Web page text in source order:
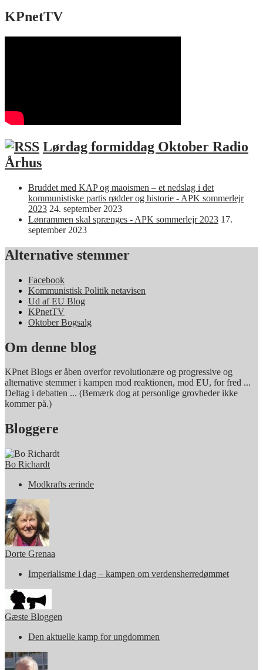
KPnetTV
Lørdag formiddag Oktober Radio
Århus
Bruddet med KAP og maoismen – et nedslag i det
kommunistiske partis rødder og historie - APK sommerlejr
2023 24. september 2023
Lønrammen skal sprænges - APK sommerlejr 2023 17.
september 2023
Alternative stemmer
Facebook
Kommunistisk Politik netavisen
Ud af EU Blog
KPnetTV
Oktober Bogsalg
Om denne blog
KPnet Blogs er åben overfor revolutionære og progressive og
alternative stemmer i kampen mod reaktionen, mod EU, for fred ...
Deltag i debatten ... (Bemærk dog at personlige grovheder ikke
kommer på.)
Bloggere
Bo Richardt
Modkrafts ærinde
Dorte Grenaa
Imperialisme i dag – kampen om verdensherredømmet
Gæste Bloggen
Den aktuelle kamp for ungdommen